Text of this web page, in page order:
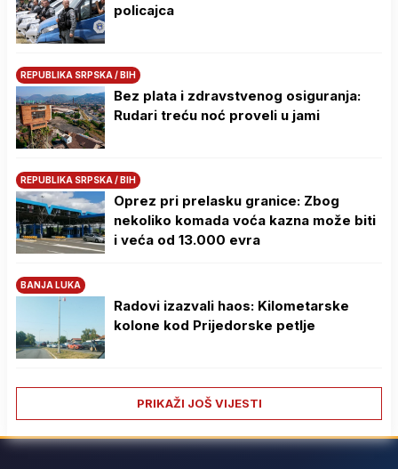
policajca
REPUBLIKA SRPSKA / BIH
Bez plata i zdravstvenog osiguranja:
Rudari treću noć proveli u jami
REPUBLIKA SRPSKA / BIH
Oprez pri prelasku granice: Zbog
nekoliko komada voća kazna može biti
i veća od 13.000 evra
BANJA LUKA
Radovi izazvali haos: Kilometarske
kolone kod Prijedorske petlje
PRIKAŽI JOŠ VIJESTI